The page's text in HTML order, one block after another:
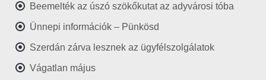
Beemelték az úszó szökőkutat az adyvárosi tóba
Ünnepi információk – Pünkösd
Szerdán zárva lesznek az ügyfélszolgálatok
Vágatlan május